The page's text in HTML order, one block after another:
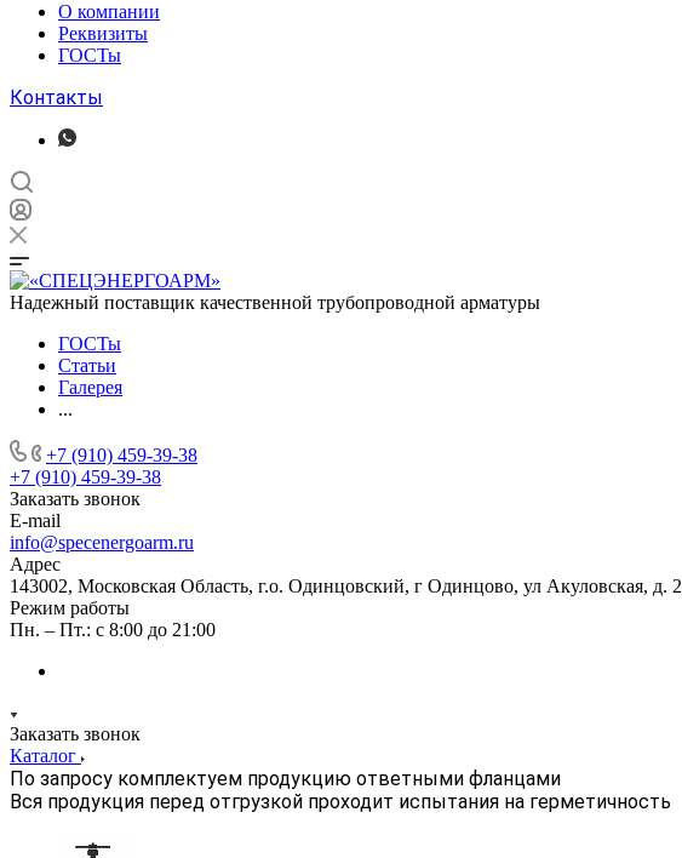
О компании
Реквизиты
ГОСТы
Контакты
Надежный поставщик качественной трубопроводной арматуры
ГОСТы
Статьи
Галерея
...
+7 (910) 459-39-38
+7 (910) 459-39-38
Заказать звонок
E-mail
info@specenergoarm.ru
Адрес
143002, Московская Область, г.о. Одинцовский, г Одинцово, ул Акуловская, д.
Режим работы
Пн. – Пт.: с 8:00 до 21:00
Заказать звонок
Каталог
По запросу комплектуем продукцию ответными фланцами
Вся продукция перед отгрузкой проходит испытания на герметичность